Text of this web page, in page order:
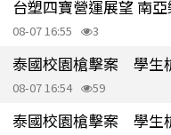
台塑四寶營運展望 南
08-07 16:55 3
泰國校園槍擊案 學生
08-07 16:54 59
泰國校園槍擊案 學生